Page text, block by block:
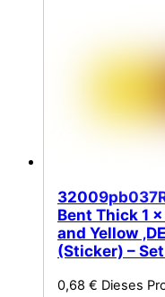
Bent Thick 1
and Yellow
(Sticker) –
0,68 € Dieses